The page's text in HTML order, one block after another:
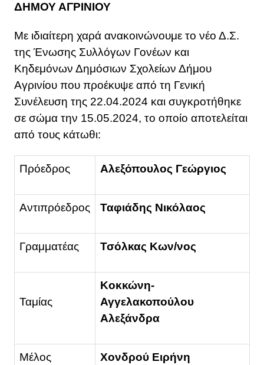
ΔΗΜΟΥ ΑΓΡΙΝΙΟΥ
Με ιδιαίτερη χαρά ανακοινώνουμε το νέο Δ.Σ.
της Ένωσης Συλλόγων Γονέων και
Κηδεμόνων Δημόσιων Σχολείων Δήμου
Αγρινίου που προέκυψε από τη Γενική
Συνέλευση της 22.04.2024 και συγκροτήθηκε
σε σώμα την 15.05.2024, το οποίο αποτελείται
από τους κάτωθι:
Πρόεδρος Αλεξόπουλος Γεώργιος
Αντιπρόεδρος Ταφιάδης Νικόλαος
Γραμματέας Τσόλκας Κων/νος
Ταμίας
Κοκκώνη-
Αγγελακοπούλου
Αλεξάνδρα
Μέλος Χονδρού Ειρήνη